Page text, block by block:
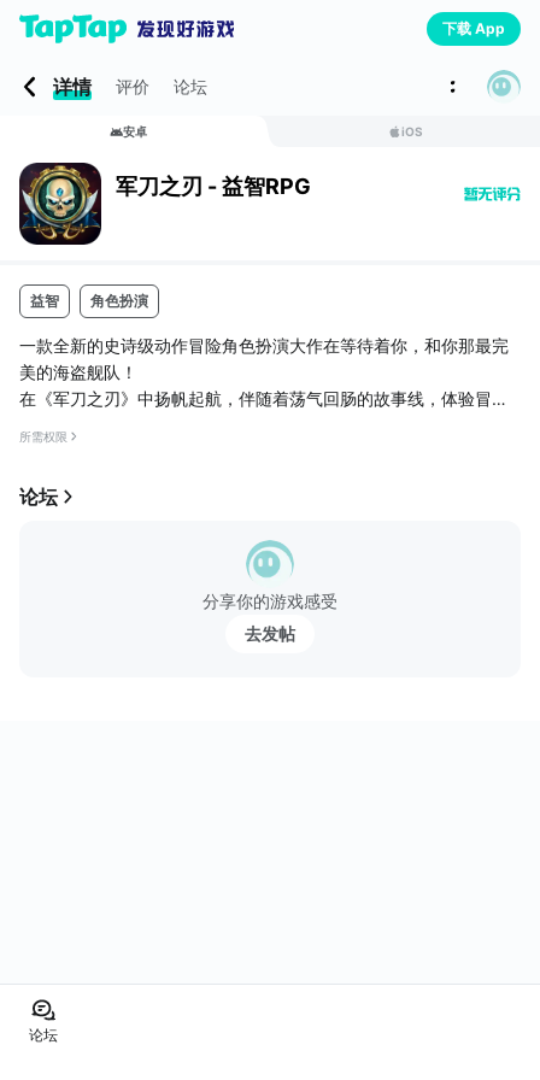
下载 App
详情 评价 论坛
安卓 iOS
军刀之刃 - 益智RPG
益智 角色扮演
一款全新的史诗级动作冒险角色扮演大作在等待着你，和你那最完
美的海盗舰队！
在《军刀之刃》中扬帆起航，伴随着荡气回肠的故事线，体验冒险
免费下载，《军刀之刃》易于上手但难于精通，引人入胜的剧情穿
财宝等你挖掘！华丽唯美的可移动式战场，全3D动画植入的角色，
快将《军刀之刃》收入囊中吧！
所需权限
论坛
分享你的游戏感受
去发帖
论坛